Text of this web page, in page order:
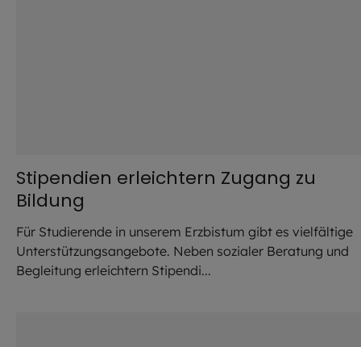
Stipendien erleichtern Zugang zu
Bildung
Für Studierende in unserem Erzbistum gibt es vielfältige
Unterstützungsangebote. Neben sozialer Beratung und
Begleitung erleichtern Stipendi...